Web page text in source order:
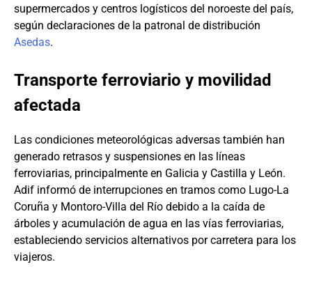
supermercados y centros logísticos del noroeste del país,
según declaraciones de la patronal de distribución
Asedas.
Transporte ferroviario y movilidad
afectada
Las condiciones meteorológicas adversas también han
generado retrasos y suspensiones en las líneas
ferroviarias, principalmente en Galicia y Castilla y León.
Adif informó de interrupciones en tramos como Lugo-La
Coruña y Montoro-Villa del Río debido a la caída de
árboles y acumulación de agua en las vías ferroviarias,
estableciendo servicios alternativos por carretera para los
viajeros.